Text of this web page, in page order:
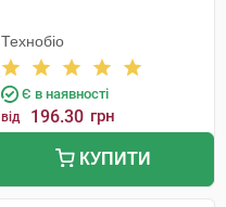
Технобіо
Є в наявності
від 196.30 грн
КУПИТИ